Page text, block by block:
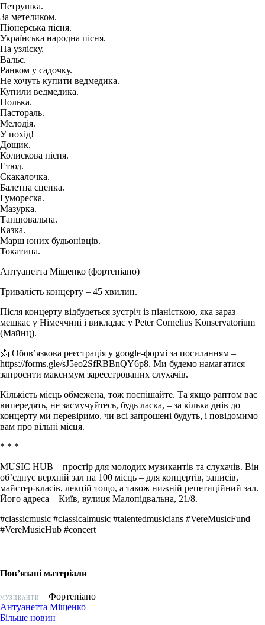
Петрушка.
За метеликом.
Піонерська пісня.
Українська народна пісня.
На узліску.
Вальс.
Ранком у садочку.
Не хочуть купити ведмедика.
Купили ведмедика.
Полька.
Пастораль.
Мелодія.
У похід!
Дощик.
Колискова пісня.
Етюд.
Скакалочка.
Балетна сценка.
Гумореска.
Мазурка.
Танцювальна.
Казка.
Марш юних будьонівців.
Токатина.
Антуанетта Міщенко (фортепіано)
Тривалість концерту – 45 хвилин.
Після концерту відбудеться зустріч із піаністкою, яка зараз
мешкає у Німеччині і викладає у Peter Cornelius Konservatorium
(Майнц).
📩 Обов’язкова реєстрація у google-формі за посиланням –
https://forms.gle/sJ5eo2SfRBBnQY6p8. Ми будемо намагатися
запросити максимум зареєстрованих слухачів.
Кількість місць обмежена, тож поспішайте. Та якщо раптом вас
випередять, не засмучуйтесь, будь ласка, – за кілька днів до
концерту ми перевіримо, чи всі запрошені будуть, і повідомимо
вам про вільні місця.
* * *
MUSIC HUB – простір для молодих музикантів та слухачів. Він
об’єднує верхній зал на 100 місць – для концертів, записів,
майстер-класів, лекцій тощо, а також нижній репетиційний зал.
Його адреса – Київ, вулиця Малопідвальна, 21/8.
#classicmusic #classicalmusic #talentedmusicians #VereMusicFund
#VereMusicHub #concert
Пов’язані матеріали
МУЗИКАНТИ
Фортепіано
Антуанетта Міщенко
Більше новин